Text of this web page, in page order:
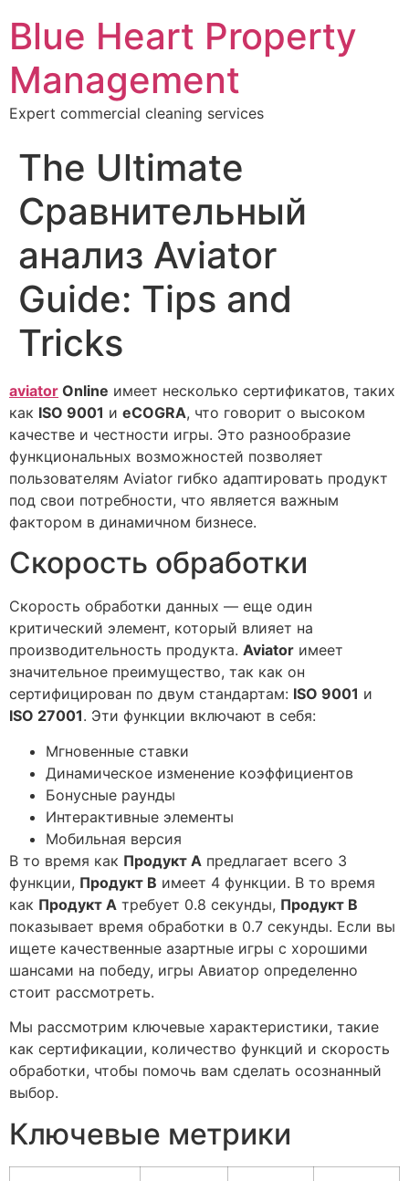
Blue Heart Property
Management
Expert commercial cleaning services
The Ultimate
Сравнительный
анализ Aviator
Guide: Tips and
Tricks
aviator Online имеет несколько сертификатов, таких
как ISO 9001 и eCOGRA, что говорит о высоком
качестве и честности игры. Это разнообразие
функциональных возможностей позволяет
пользователям Aviator гибко адаптировать продукт
под свои потребности, что является важным
фактором в динамичном бизнесе.
Скорость обработки
Скорость обработки данных — еще один
критический элемент, который влияет на
производительность продукта. Aviator имеет
значительное преимущество, так как он
сертифицирован по двум стандартам: ISO 9001 и
ISO 27001. Эти функции включают в себя:
Мгновенные ставки
Динамическое изменение коэффициентов
Бонусные раунды
Интерактивные элементы
Мобильная версия
В то время как Продукт A предлагает всего 3
функции, Продукт B имеет 4 функции. В то время
как Продукт A требует 0.8 секунды, Продукт B
показывает время обработки в 0.7 секунды. Если вы
ищете качественные азартные игры с хорошими
шансами на победу, игры Авиатор определенно
стоит рассмотреть.
Мы рассмотрим ключевые характеристики, такие
как сертификации, количество функций и скорость
обработки, чтобы помочь вам сделать осознанный
выбор.
Ключевые метрики